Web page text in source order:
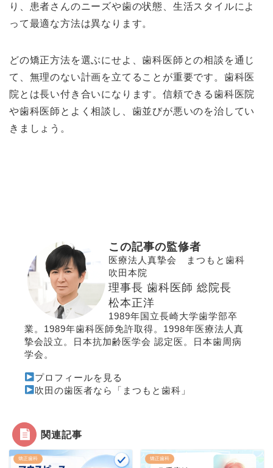
り、患者さんのニーズや歯の状態、生活スタイルによ
って最適な方法は異なります。
どの矯正方法を選ぶにせよ、歯科医師との相談を通じ
て、無理のない計画を立てることが重要です。歯科医
院とは長い付き合いになります。信頼できる歯科医院
や歯科医師とよく相談し、歯並びが悪いのを治してい
きましょう。
この記事の監修者
医療法人真摯会 まつもと歯科
吹田本院
理事長 歯科医師 総院長
松本正洋
1989年国立長崎大学歯学部卒
業。1989年歯科医師免許取得。1998年医療法人真
摯会設立。
日本抗加齢医学会 認定医 。
日本歯周病
学会 。
プロフィールを見る
吹田の歯医者なら「まつもと歯科」
関連記事
矯正歯科 矯正歯科